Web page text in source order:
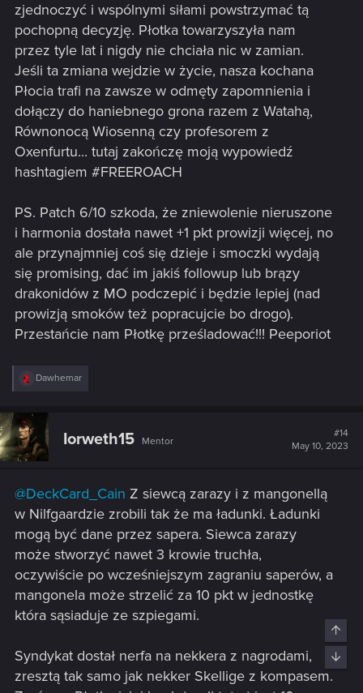
Królestwa Północy
Natchniony zapał
Zdolność zmieniono na:
Rozkaz: Wzmocnij sojuszniczą jednostkę o 2. Jeśli to
Ładunki: 3
Drakenborg
Koszt werbunku zmieniono z 9 na 8.
Zdolność zmieniono na:
Rozmieszczenie: Wezwij jednostkę ze swojej talii do tego
Rozkaz: Daj sojuszniczej jednostce witalność równą 0.
Zwiększ tę wartość o wartość wzmocnienia wezwanej
Scoia'tael
Quarixis– koszt werbunku zmieniono z 13 na 11.
Saskia
Siłę zmieniono z 5 na 6.
Zdolność zmieniono na:
Rozmieszczenie: Stwórz w tym rzędzie Elfiego czatownika,
Awanturnika lub Małą Driadę.
zjednoczyć i wspólnymi siłami powstrzymać tą
pochopną decyzję. Płotka towarzyszyła nam
przez tyle lat i nigdy nie chciała nic w zamian.
Jeśli ta zmiana wejdzie w życie, nasza kochana
Płocia trafi na zawsze w odmęty zapomnienia i
dołączy do haniebnego grona razem z Watahą,
Równonocą Wiosenną czy profesorem z
Oxenfurtu... tutaj zakończę moją wypowiedź
hashtagiem #FREEROACH
PS. Patch 6/10 szkoda, że zniewolenie nieruszone
i harmonia dostała nawet +1 pkt prowizji więcej, no
ale przynajmniej coś się dzieje i smoczki wydają
się promising, dać im jakiś followup lub brązy
drakonidów z MO podczepić i będzie lepiej (nad
prowizją smoków też popracujcie bo drogo).
Przestańcie nam Płotkę prześladować!!! Peeporiot
R
c
i
o
:
Dawhemar
Iorweth15 Mentor
#14
May 10, 2023
@DeckCard_Cain Z siewcą zarazy i z mangonellą
w Nilfgaardzie zrobili tak że ma ładunki. Ładunki
mogą być dane przez sapera. Siewca zarazy
może stworzyć nawet 3 krowie truchła,
oczywiście po wcześniejszym zagraniu saperów, a
mangonela może strzelić za 10 pkt w jednostkę
która sąsiaduje ze szpiegami.
Syndykat dostał nerfa na nekkera z nagrodami,
zresztą tak samo jak nekker Skellige z kompasem.
Top